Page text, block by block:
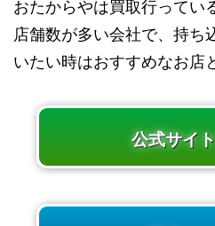
おたからやは買取行ってい
店舗数が多い会社で、持ち
いたい時はおすすめなお店
公式サイ